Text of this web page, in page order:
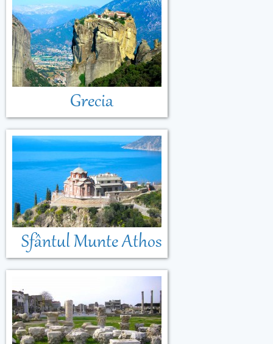
Grecia
Sfântul Munte Athos